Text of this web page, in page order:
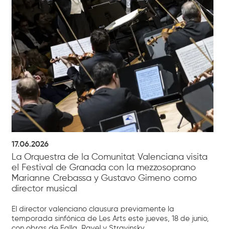
17.06.2026
La Orquestra de la Comunitat Valenciana visita
el Festival de Granada con la mezzosoprano
Marianne Crebassa y Gustavo Gimeno como
director musical
El director valenciano clausura previamente la
temporada sinfónica de Les Arts este jueves, 18 de junio,